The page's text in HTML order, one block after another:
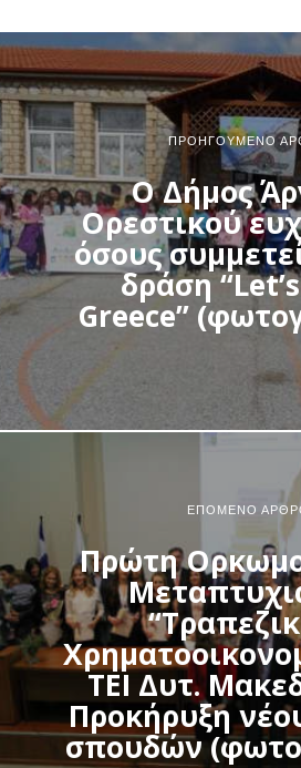
ΠΡΟΗΓΟΎΜΕΝΟ
Ο Δήμος
Ορεστικού
όσους
δράση
Greece”
ΕΠΌΜΕΝΟ
Πρώτη
ΤΕΙ Δυτ.
Προκήρυξη
σπουδών